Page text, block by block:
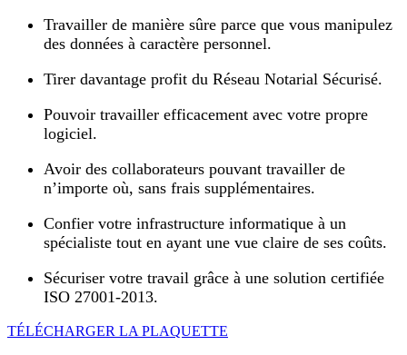
Travailler de manière sûre parce que vous manipulez
des données à caractère personnel.
Tirer davantage profit du Réseau Notarial Sécurisé.
Pouvoir travailler efficacement avec votre propre
logiciel.
Avoir des collaborateurs pouvant travailler de
n’importe où, sans frais supplémentaires.
Confier votre infrastructure informatique à un
spécialiste tout en ayant une vue claire de ses coûts.
Sécuriser votre travail grâce à une solution certifiée
ISO 27001-2013.
TÉLÉCHARGER LA PLAQUETTE